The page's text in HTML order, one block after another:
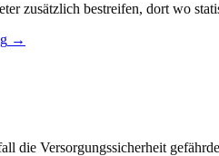
zusätzlich bestreifen, dort wo
→
die Versorgungssicherheit